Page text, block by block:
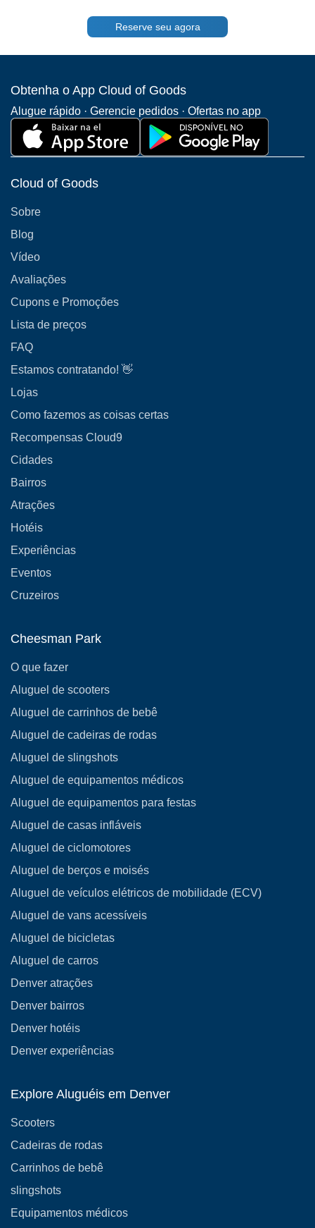
onde os aluguéis estão disponíveis.
compartilhar seu feedback sobre a experiência de aluguel de berços
ou moisés em Cheesman Park entrando em contato com nosso
Reserve seu agora
Obtenha o App Cloud of Goods
Alugue rápido · Gerencie pedidos · Ofertas no app
Cloud of Goods
Sobre
Blog
Vídeo
Avaliações
Cupons e Promoções
Lista de preços
FAQ
Estamos contratando! 👋
Lojas
Como fazemos as coisas certas
Recompensas Cloud9
Cidades
Bairros
Atrações
Hotéis
Experiências
Eventos
Cruzeiros
Cheesman Park
O que fazer
Aluguel de scooters
Aluguel de carrinhos de bebê
Aluguel de cadeiras de rodas
Aluguel de slingshots
Aluguel de equipamentos médicos
Aluguel de equipamentos para festas
Aluguel de casas infláveis
Aluguel de ciclomotores
Aluguel de berços e moisés
Aluguel de veículos elétricos de mobilidade (ECV)
Aluguel de vans acessíveis
Aluguel de bicicletas
Aluguel de carros
Denver atrações
Denver bairros
Denver hotéis
Denver experiências
Explore Aluguéis em Denver
Scooters
Cadeiras de rodas
Carrinhos de bebê
slingshots
Equipamentos médicos